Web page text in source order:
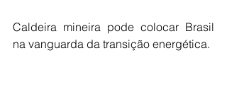
Caldeira mineira pode colocar Brasil
na vanguarda da transição energética.